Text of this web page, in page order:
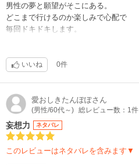
男性の夢と願望がそこにある。
どこまで行けるのか楽しみで心配で
毎回ドキドキします。
いいね 0件
愛おしきたんぽぽさん
(男性/60代～) 総レビュー数：1件
妄想力 ネタバレ
このレビューはネタバレを含みます▼